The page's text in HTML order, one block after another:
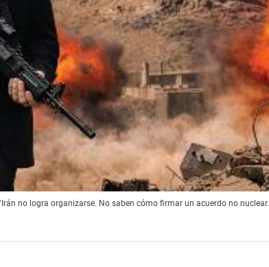
no logra organizarse. No saben cómo firmar un acuerdo no nuclear.